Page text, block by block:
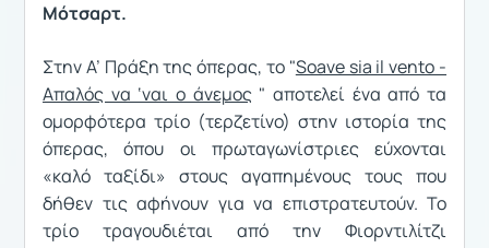
Μότσαρτ.
Στην Α’ Πράξη της όπερας, το "Soave sia il vento -
Απαλός να ‘ναι ο άνεμος" αποτελεί ένα από τα
ομορφότερα τρίο (τερζετίνο) στην ιστορία της
όπερας, όπου οι πρωταγωνίστριες εύχονται
«καλό ταξίδι» στους αγαπημένους τους που
δήθεν τις αφήνουν για να επιστρατευτούν. Το
τρίο τραγουδιέται από την Φιορντιλίτζι